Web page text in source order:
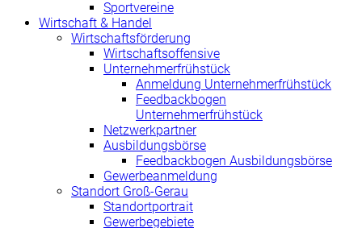
Sportvereine
Wirtschaft & Handel
Wirtschaftsförderung
Wirtschaftsoffensive
Unternehmerfrühstück
Anmeldung Unternehmerfrühstück
Feedbackbogen
Unternehmerfrühstück
Netzwerkpartner
Ausbildungsbörse
Feedbackbogen Ausbildungsbörse
Gewerbeanmeldung
Standort Groß-Gerau
Standortportrait
Gewerbegebiete